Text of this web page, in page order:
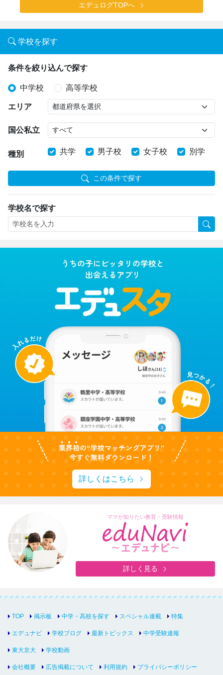
エデュログTOPへ
学校を探す
条件を絞り込んで探す
中学校 高等学校
エリア
国公私立
種別 共学 男子校 女子校 別学
この条件で探す
学校名で探す
詳しくはこちら
ママが知りたい教育・受験情報
詳しく見る
TOP 掲示板 中学・高校を探す スペシャル連載 特集
エデュナビ 学校ブログ 最新トピックス 中学受験速報
東大京大 学校動画
会社概要 広告掲載について 利用規約 プライバシーポリシー